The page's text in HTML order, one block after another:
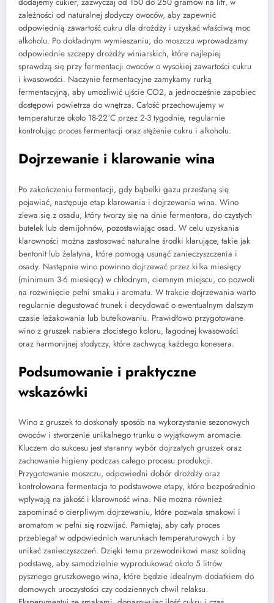
zależności od naturalnej słodyczy owoców, aby zapewnić
odpowiednią zawartość cukru dla drożdży i uzyskać właściwą moc
alkoholu. Po dokładnym wymieszaniu, do moszczu wprowadzamy
odpowiednie szczepy drożdży winiarskich, które najlepiej
sprawdzą się przy fermentacji owoców o wysokiej zawartości cukru
i kwasowości. Naczynie fermentacyjne zamykamy rurką
fermentacyjną, aby umożliwić ujście CO2, a jednocześnie zapobiec
dostępowi powietrza do wnętrza. Całość przechowujemy w
temperaturze około 18-22°C przez 2-3 tygodnie, regularnie
kontrolując proces fermentacji oraz stężenie cukru i alkoholu.
Dojrzewanie i klarowanie wina
Po zakończeniu fermentacji, gdy bąbelki gazu przestaną się
pojawiać, następuje etap klarowania i dojrzewania wina. Wino
zlewa się z osadu, który tworzy się na dnie fermentora, do czystych
butelek lub demijohnów, pozostawiając osad. W celu uzyskania
klarowności można zastosować naturalne środki klarujące, takie jak
bentonit lub żelatyna, które pomogą usunąć zanieczyszczenia i
osady. Następnie wino powinno dojrzewać przez kilka miesięcy
(minimum 3-6 miesięcy) w chłodnym, ciemnym miejscu, co pozwoli
na rozwinięcie pełni smaku i aromatu. W trakcie dojrzewania warto
regularnie degustować trunek i decydować o ewentualnym dalszym
czasie leżakowania lub butelkowaniu. Prawidłowo przygotowane
wino z gruszek nabiera złocistego koloru, łagodnej kwasowości
oraz harmonijnej słodyczy, które zachwycą każdego konesera.
Podsumowanie i praktyczne
wskazówki
Wino z gruszek to doskonały sposób na wykorzystanie sezonowych
owoców i stworzenie unikalnego trunku o wyjątkowym aromacie.
Kluczem do sukcesu jest staranny wybór dojrzałych gruszek oraz
zachowanie higieny podczas całego procesu produkcji.
Przygotowanie moszczu, odpowiedni dobór drożdży oraz
kontrolowana fermentacja to podstawowe etapy, które bezpośrednio
wpływają na jakość i klarowność wina. Nie można również
zapominać o cierpliwym dojrzewaniu, które pozwala smakowi i
aromatom w pełni się rozwijać. Pamiętaj, aby cały proces
przebiegał w odpowiednich warunkach temperaturowych i by
unikać zanieczyszczeń. Dzięki temu przewodnikowi masz solidną
podstawę, aby samodzielnie wyprodukować około 5 litrów
pysznego gruszkowego wina, które będzie idealnym dodatkiem do
domowych uroczystości czy codziennych chwil relaksu.